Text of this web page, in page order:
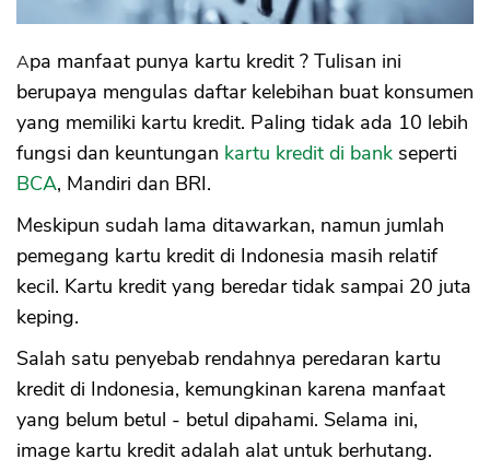
Apa manfaat punya kartu kredit ? Tulisan ini
berupaya mengulas daftar kelebihan buat konsumen
yang memiliki kartu kredit. Paling tidak ada 10 lebih
fungsi dan keuntungan kartu kredit di bank seperti
BCA, Mandiri dan BRI.
Meskipun sudah lama ditawarkan, namun jumlah
pemegang kartu kredit di Indonesia masih relatif
kecil. Kartu kredit yang beredar tidak sampai 20 juta
keping.
Salah satu penyebab rendahnya peredaran kartu
kredit di Indonesia, kemungkinan karena manfaat
yang belum betul - betul dipahami. Selama ini,
image kartu kredit adalah alat untuk berhutang.